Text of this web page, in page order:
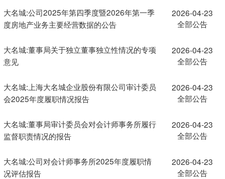
大名城:公司2025年第四季度暨2026年第一季
度房地产业务主要经营数据的公告
2026-04-23
全部公告
大名城:董事局关于独立董事独立性情况的专项
意见
2026-04-23
全部公告
大名城:上海大名城企业股份有限公司审计委员
会2025年度履职情况报告
2026-04-23
全部公告
大名城:董事局审计委员会对会计师事务所履行
监督职责情况的报告
2026-04-23
全部公告
大名城:公司对会计师事务所2025年度履职情
况评估报告
2026-04-23
全部公告